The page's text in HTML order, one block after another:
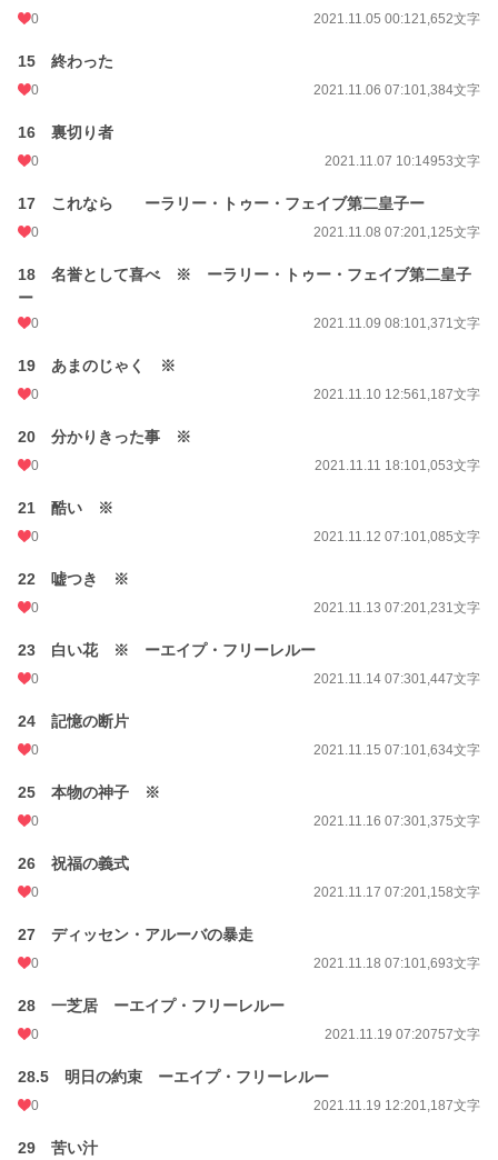
0 2021.11.05 00:121,652文字
15 終わった
0 2021.11.06 07:101,384文字
16 裏切り者
0 2021.11.07 10:14953文字
17 これなら ーラリー・トゥー・フェイブ第二皇子ー
0 2021.11.08 07:201,125文字
18 名誉として喜べ ※ ーラリー・トゥー・フェイブ第二皇子
ー
0 2021.11.09 08:101,371文字
19 あまのじゃく ※
0 2021.11.10 12:561,187文字
20 分かりきった事 ※
0 2021.11.11 18:101,053文字
21 酷い ※
0 2021.11.12 07:101,085文字
22 嘘つき ※
0 2021.11.13 07:201,231文字
23 白い花 ※ ーエイプ・フリーレルー
0 2021.11.14 07:301,447文字
24 記憶の断片
0 2021.11.15 07:101,634文字
25 本物の神子 ※
0 2021.11.16 07:301,375文字
26 祝福の義式
0 2021.11.17 07:201,158文字
27 ディッセン・アルーバの暴走
0 2021.11.18 07:101,693文字
28 一芝居 ーエイプ・フリーレルー
0 2021.11.19 07:20757文字
28.5 明日の約束 ーエイプ・フリーレルー
0 2021.11.19 12:201,187文字
29 苦い汁